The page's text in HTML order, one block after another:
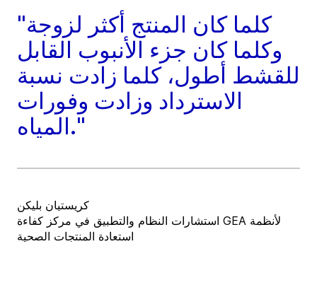
"كلما كان المنتج أكثر لزوجة
وكلما كان جزء الأنبوب القابل
للقشط أطول، كلما زادت نسبة
الاسترداد وزادت وفورات
المياه."
كريستيان بليكن
استشارات النظام والتطبيق في مركز كفاءة GEA لأنظمة
استعادة المنتجات الصحية